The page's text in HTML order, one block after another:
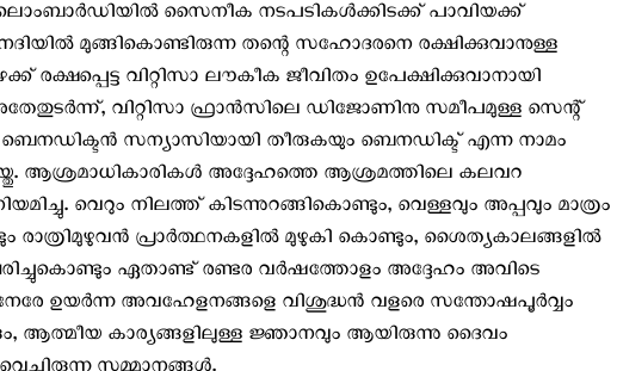
ലൊംബാര്‍ഡിയില്‍ സൈനീക നടപടികള്‍ക്കിടക്ക് പാവിയക്ക്
മുങ്ങികൊണ്ടിരുന്ന തന്റെ സഹോദരനെ രക്ഷിക്കുവാനുള്ള
രക്ഷപ്പെട്ട വിറ്റിസാ ലൗകീക ജീവിതം ഉപേക്ഷിക്കുവാനായി
വിറ്റിസാ ഫ്രാന്‍സിലെ ഡിജോണിനു സമീപമുള്ള സെന്റ്‌
സന്യാസിയായി തീരുകയും ബെനഡിക്ട് എന്ന നാമം
ആശ്രമാധികാരികള്‍ അദ്ദേഹത്തെ ആശ്രമത്തിലെ കലവറ
വെറും നിലത്ത് കിടന്നുറങ്ങികൊണ്ടും, വെള്ളവും അപ്പവും മാത്രം
രാത്രിമുഴുവന്‍ പ്രാര്‍ത്ഥനകളില്‍ മുഴുകി കൊണ്ടും, ശൈത്യകാലങ്ങളില്‍
ഏതാണ്ട് രണ്ടര വര്‍ഷത്തോളം അദ്ദേഹം അവിടെ
നേരേ ഉയര്‍ന്ന അവഹേളനങ്ങളെ വിശുദ്ധന്‍ വളരെ സന്തോഷപൂര്‍വ്വം
ആത്മീയ കാര്യങ്ങളിലുള്ള ജ്ഞാനവും ആയിരുന്നു ദൈവം